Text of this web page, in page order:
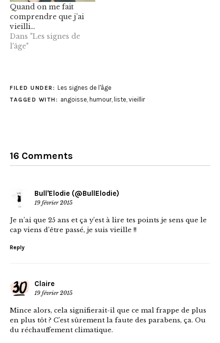
Quand on me fait
comprendre que j’ai
vieilli…
Dans "Les signes de
l'âge"
FILED UNDER: Les signes de l'âge
TAGGED WITH: angoisse, humour, liste, vieillir
16 Comments
Bull'Elodie (@BullElodie)
19 février 2015
Je n’ai que 25 ans et ça y’est à lire tes points je sens que le
cap viens d’être passé, je suis vieille !!
Reply
Claire
19 février 2015
Mince alors, cela signifierait-il que ce mal frappe de plus
en plus tôt ? C’est sûrement la faute des parabens, ça. Ou
du réchauffement climatique.